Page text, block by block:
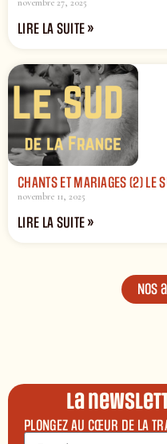
novembre 27, 2025
LIRE LA SUITE »
CHANTS ET MARIAGES (2) LE
novembre 11, 2025
LIRE LA SUITE »
Nos
La
PLONGEZ AU CŒUR DE LA